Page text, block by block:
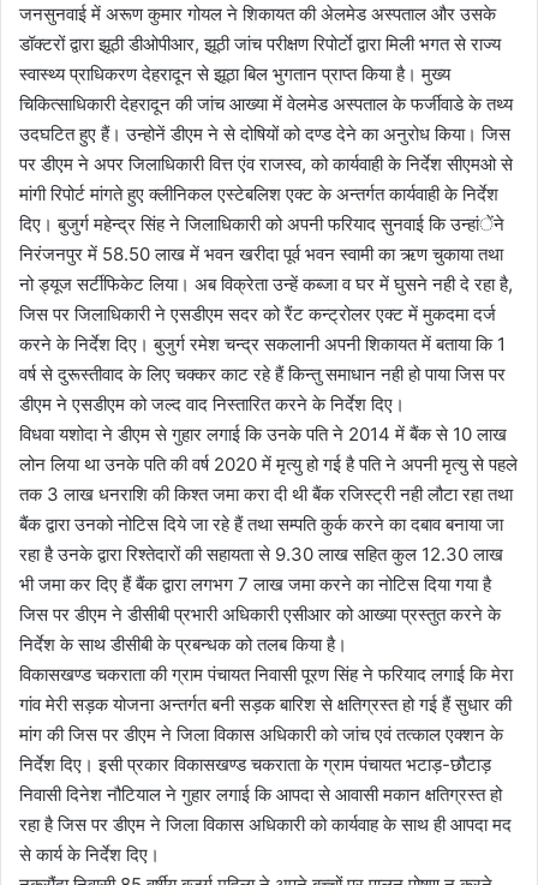
जनसुनवाई में अरूण कुमार गोयल ने शिकायत की अेलमेड अस्पताल और उसके
डॉक्टरों द्वारा झूठी डीओपीआर, झूठी जांच परीक्षण रिपोर्टाे द्वारा मिली भगत से राज्य
स्वास्थ्य प्राधिकरण देहरादून से झूठा बिल भुगतान प्राप्त किया है। मुख्य
चिकित्साधिकारी देहरादून की जांच आख्या में वेलमेड अस्पताल के फर्जीवाडे के तथ्य
उदघटित हुए हैं। उन्होनें डीएम ने से दोषियों को दण्ड देने का अनुरोध किया। जिस
पर डीएम ने अपर जिलाधिकारी वित्त एंव राजस्व, को कार्यवाही के निर्देश सीएमओ से
मांगी रिपोर्ट मांगते हुए क्लीनिकल एस्टेबलिश एक्ट के अन्तर्गत कार्यवाही के निर्देश
दिए। बुजुर्ग महेन्द्र सिंह ने जिलाधिकारी को अपनी फरियाद सुनवाई कि उन्हांेंने
निरंजनपुर में 58.50 लाख में भवन खरीदा पूर्व भवन स्वामी का ऋण चुकाया तथा
नो ड्यूज सर्टीफिकेट लिया। अब विक्रेता उन्हें कब्जा व घर में घुसने नही दे रहा है,
जिस पर जिलाधिकारी ने एसडीएम सदर को रैंट कन्ट्रोलर एक्ट में मुकदमा दर्ज
करने के निर्देश दिए। बुजुर्ग रमेश चन्द्र सकलानी अपनी शिकायत में बताया कि 1
वर्ष से दुरूस्तीवाद के लिए चक्कर काट रहे हैं किन्तु समाधान नही हो पाया जिस पर
डीएम ने एसडीएम को जल्द वाद निस्तारित करने के निर्देश दिए।
विधवा यशोदा ने डीएम से गुहार लगाई कि उनके पति ने 2014 में बैंक से 10 लाख
लोन लिया था उनके पति की वर्ष 2020 में मृत्यु हो गई है पति ने अपनी मृत्यु से पहले
तक 3 लाख धनराशि की किश्त जमा करा दी थी बैंक रजिस्ट्री नही लौटा रहा तथा
बैंक द्वारा उनको नोटिस दिये जा रहे हैं तथा सम्पति कुर्क करने का दबाव बनाया जा
रहा है उनके द्वारा रिश्तेदारों की सहायता से 9.30 लाख सहित कुल 12.30 लाख
भी जमा कर दिए हैं बैंक द्वारा लगभग 7 लाख जमा करने का नोटिस दिया गया है
जिस पर डीएम ने डीसीबी प्रभारी अधिकारी एसीआर को आख्या प्रस्तुत करने के
निर्देश के साथ डीसीबी के प्रबन्धक को तलब किया है।
विकासखण्ड चकराता की ग्राम पंचायत निवासी पूरण सिंह ने फरियाद लगाई कि मेरा
गांव मेरी सड़क योजना अन्तर्गत बनी सड़क बारिश से क्षतिग्रस्त हो गई हैं सुधार की
मांग की जिस पर डीएम ने जिला विकास अधिकारी को जांच एवं तत्काल एक्शन के
निर्देश दिए। इसी प्रकार विकासखण्ड चकराता के ग्राम पंचायत भटाड़-छौटाड़
निवासी दिनेश नौटियाल ने गुहार लगाई कि आपदा से आवासी मकान क्षतिग्रस्त हो
रहा है जिस पर डीएम ने जिला विकास अधिकारी को कार्यवाह के साथ ही आपदा मद
से कार्य के निर्देश दिए।